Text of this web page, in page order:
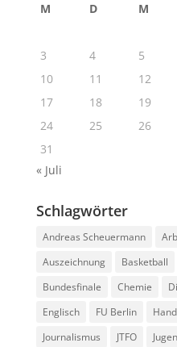
M D M
3
4 5
10
11 12
17
18 19
24
25 26
31
« Juli
Schlagwörter
Andreas Scheuermann
Auszeichnung
Basketball
Bundesfinale
Chemie
Englisch
FU Berlin
Journalismus
JTFO